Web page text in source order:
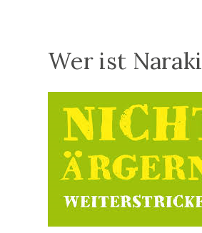
Wer ist Naraki